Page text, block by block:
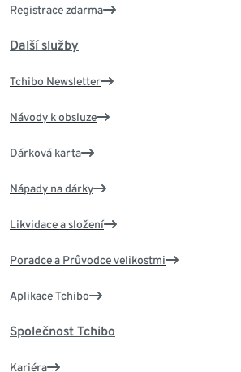
Registrace zdarma
Další služby
Tchibo Newsletter
Návody k obsluze
Dárková karta
Nápady na dárky
Likvidace a složení
Poradce a Průvodce velikostmi
Aplikace Tchibo
Společnost Tchibo
Kariéra